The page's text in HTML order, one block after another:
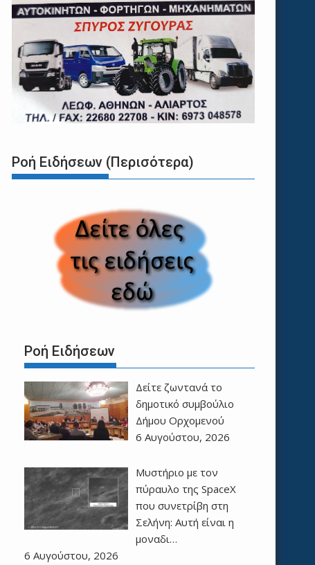
Ροή Ειδήσεων (Περισότερα)
Ροή Ειδήσεων
Δείτε ζωντανά το
δημοτικό συμβούλιο
Δήμου Ορχομενού
6 Αυγούστου, 2026
Μυστήριο με τον
πύραυλο της SpaceX
που συνετρίβη στη
Σελήνη: Αυτή είναι η
μοναδι…
6 Αυγούστου, 2026